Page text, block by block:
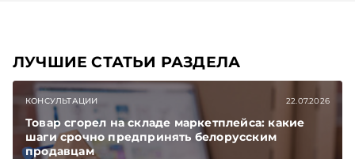
ЛУЧШИЕ СТАТЬИ РАЗДЕЛА
КОНСУЛЬТАЦИИ 22.07.2026
Товар сгорел на складе маркетплейса: какие
шаги срочно предпринять белорусским
продавцам